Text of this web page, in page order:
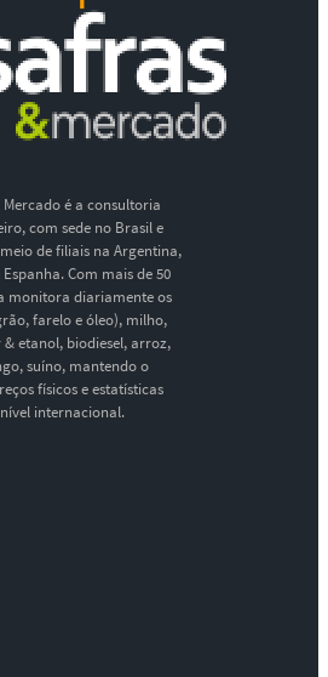
é a consultoria
com sede no Brasil e
de filiais na Argentina,
Com mais de 50
monitora diariamente os
farelo e óleo), milho,
etanol, biodiesel, arroz,
suíno, mantendo o
físicos e estatísticas
internacional.